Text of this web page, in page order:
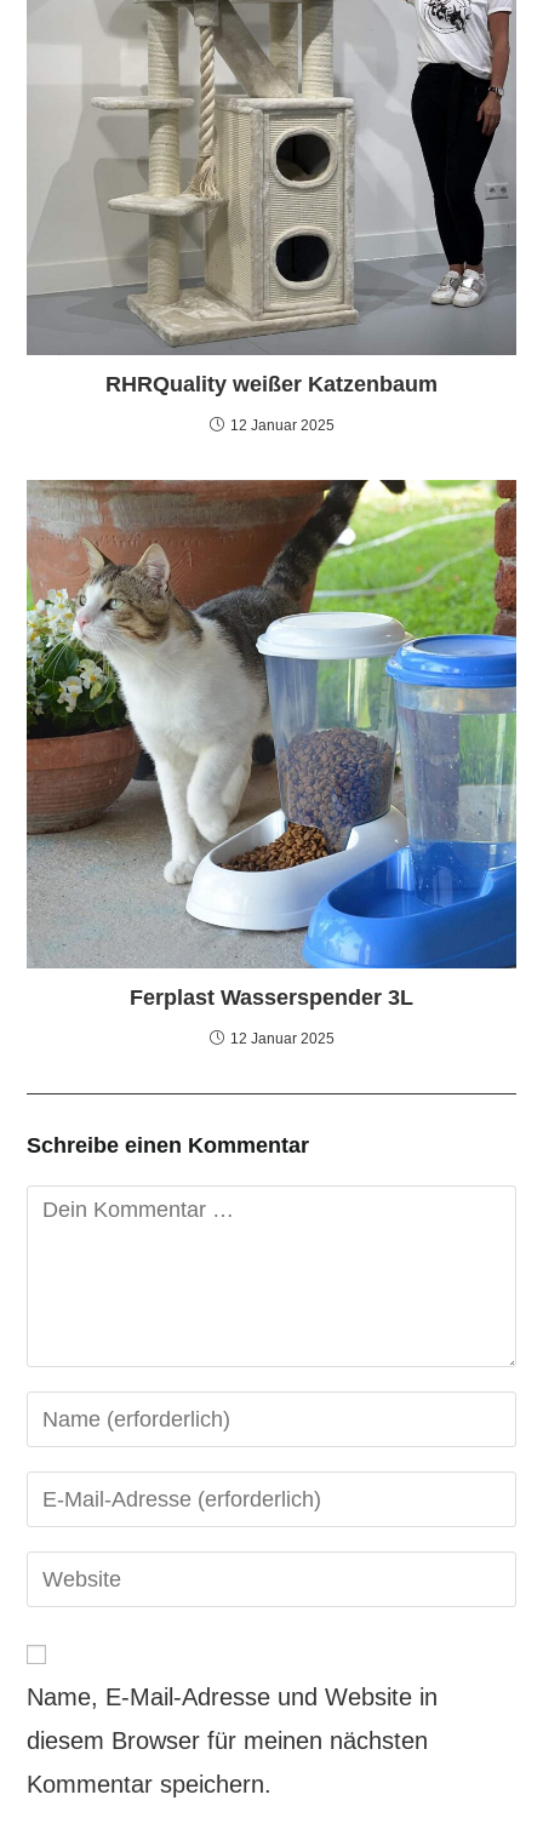
RHRQuality weißer Katzenbaum
12 Januar 2025
Ferplast Wasserspender 3L
12 Januar 2025
Schreibe einen Kommentar
Name, E-Mail-Adresse und Website in
diesem Browser für meinen nächsten
Kommentar speichern.